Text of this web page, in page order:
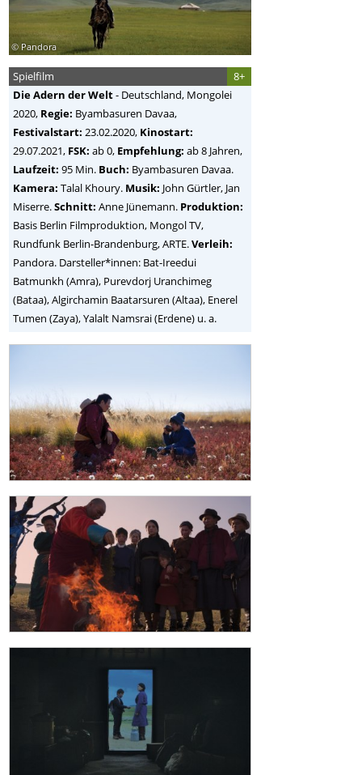
© Pandora
8+
Spielfilm
Die Adern der Welt- Deutschland, Mongolei
2020, Regie: Byambasuren Davaa,
Festivalstart: 23.02.2020, Kinostart:
29.07.2021, FSK: ab 0, Empfehlung: ab 8 Jahren,
Laufzeit: 95 Min. Buch: Byambasuren Davaa.
Kamera: Talal Khoury. Musik: John Gürtler, Jan
Miserre.Schnitt: Anne Jünemann. Produktion:
Basis Berlin Filmproduktion, Mongol TV,
Rundfunk Berlin-Brandenburg, ARTE.Verleih:
Pandora. Darsteller*innen: Bat-Ireedui
Batmunkh (Amra), Purevdorj Uranchimeg
(Bataa), Algirchamin Baatarsuren (Altaa), Enerel
Tumen (Zaya), Yalalt Namsrai (Erdene) u. a.